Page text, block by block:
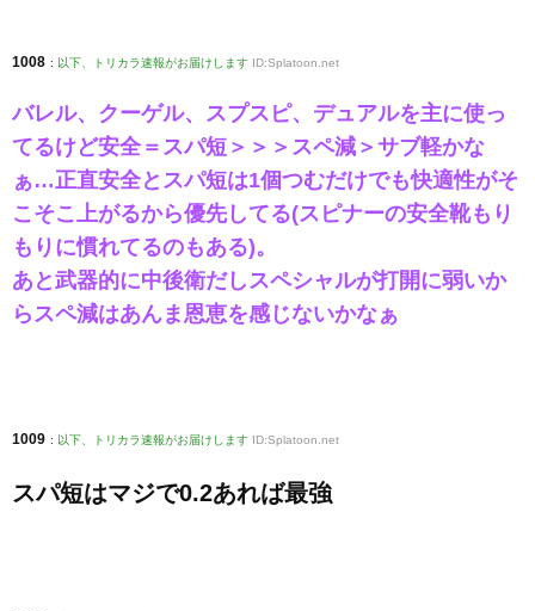
1008 : 以下、トリカラ速報がお届けします ID:Splatoon.net
バレル、クーゲル、スプスピ、デュアルを主に使っ
てるけど安全＝スパ短＞＞＞スペ減＞サブ軽かな
ぁ…正直安全とスパ短は1個つむだけでも快適性がそ
こそこ上がるから優先してる(スピナーの安全靴もり
もりに慣れてるのもある)。
あと武器的に中後衛だしスペシャルが打開に弱いか
らスペ減はあんま恩恵を感じないかなぁ
1009 : 以下、トリカラ速報がお届けします ID:Splatoon.net
スパ短はマジで0.2あれば最強